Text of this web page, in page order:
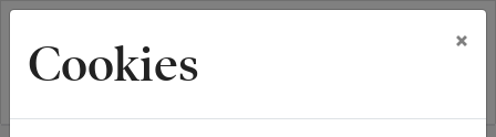
Cookies ×